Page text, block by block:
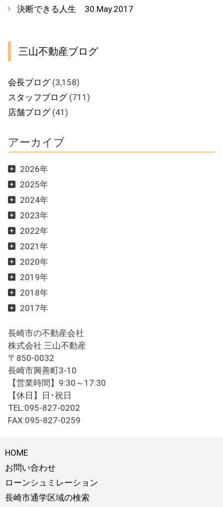
リ
​決断できる人生 30.May.2017
三山不動産ブログ
会長ブログ(3,158)
スタッフブログ(711)
店舗ブログ(41)
アーカイブ
2026年
2025年
2024年
2023年
2022年
2021年
2020年
2019年
2018年
2017年
長崎市の不動産会社
株式会社 三山不動産
〒850-0032
長崎市興善町3-10
【営業時間】9:30～17:30
【休日】日･祝日
TEL:095-827-0202
FAX:095-827-0259
HOME
お問い合わせ
ローンシュミレーション
長崎市通学区域の検索